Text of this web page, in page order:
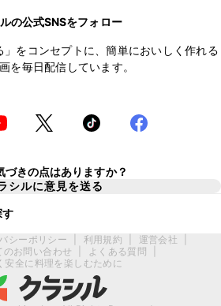
の公式SNSをフォロー
」をコンセプトに、簡単においしく作れる
を毎日配信しています。
づきの点はありますか？
シルに意見を送る
す
シーポリシー 利用規約 運営会社
お問い合わせ
よくある質問
安全に料理を楽しむために